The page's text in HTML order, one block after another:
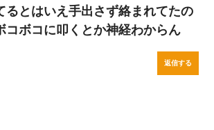
るとはいえ手出さず絡まれてたの
コボコに叩くとか神経わからん
返信する